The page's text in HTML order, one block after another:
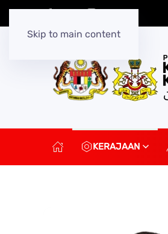
Skip to main content
KERAJAAN